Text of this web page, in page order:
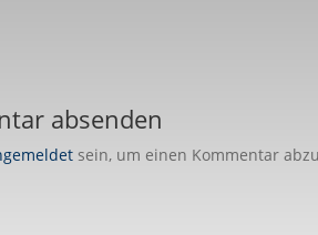
absenden
sein, um einen Kommentar